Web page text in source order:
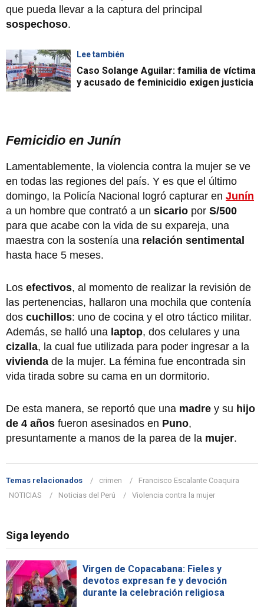
que pueda llevar a la captura del principal
sospechoso.
Lee también
Caso Solange Aguilar: familia de víctima
y acusado de feminicidio exigen justicia
Femicidio en Junín
Lamentablemente, la violencia contra la mujer se ve
en todas las regiones del país. Y es que el último
domingo, la Policía Nacional logró capturar en Junín
a un hombre que contrató a un sicario por S/500
para que acabe con la vida de su expareja, una
maestra con la sostenía una relación sentimental
hasta hace 5 meses.
Los efectivos, al momento de realizar la revisión de
las pertenencias, hallaron una mochila que contenía
dos cuchillos: uno de cocina y el otro táctico militar.
Además, se halló una laptop, dos celulares y una
cizalla, la cual fue utilizada para poder ingresar a la
vivienda de la mujer. La fémina fue encontrada sin
vida tirada sobre su cama en un dormitorio.
De esta manera, se reportó que una madre y su hijo
de 4 años fueron asesinados en Puno,
presuntamente a manos de la parea de la mujer.
Temas relacionados crimen
Francisco Escalante Coaquira
NOTICIAS
Noticias del Perú Violencia contra la mujer
Siga leyendo
Virgen de Copacabana: Fieles y
devotos expresan fe y devoción
durante la celebración religiosa